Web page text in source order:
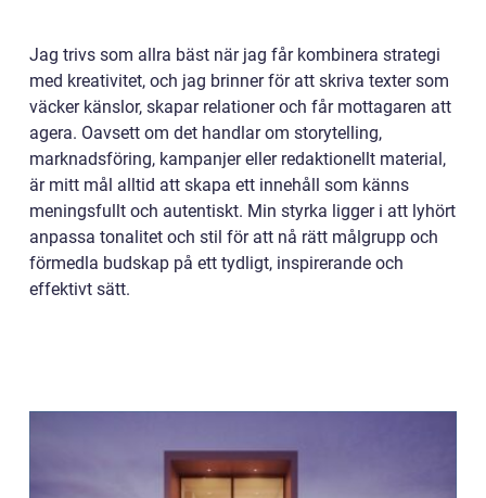
Jag trivs som allra bäst när jag får kombinera strategi
med kreativitet, och jag brinner för att skriva texter som
väcker känslor, skapar relationer och får mottagaren att
agera. Oavsett om det handlar om storytelling,
marknadsföring, kampanjer eller redaktionellt material,
är mitt mål alltid att skapa ett innehåll som känns
meningsfullt och autentiskt. Min styrka ligger i att lyhört
anpassa tonalitet och stil för att nå rätt målgrupp och
förmedla budskap på ett tydligt, inspirerande och
effektivt sätt.